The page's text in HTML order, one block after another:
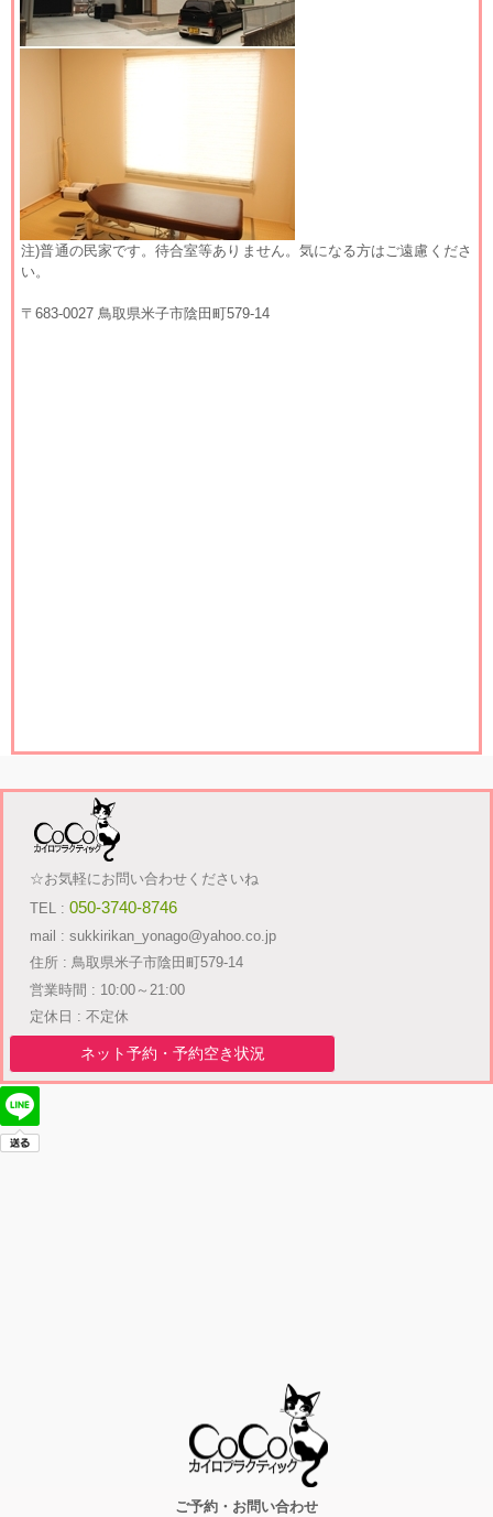
注)普通の民家です。待合室等ありません。気になる方はご遠慮くださ
い。
〒683-0027 鳥取県米子市陰田町579-14
☆お気軽にお問い合わせくださいね
TEL :050-3740-8746
mail : sukkirikan_yonago@yahoo.co.jp
住所 : 鳥取県米子市陰田町579-14
営業時間 : 10:00～21:00
定休日 : 不定休
ネット予約・予約空き状況
ご予約・お問い合わせ